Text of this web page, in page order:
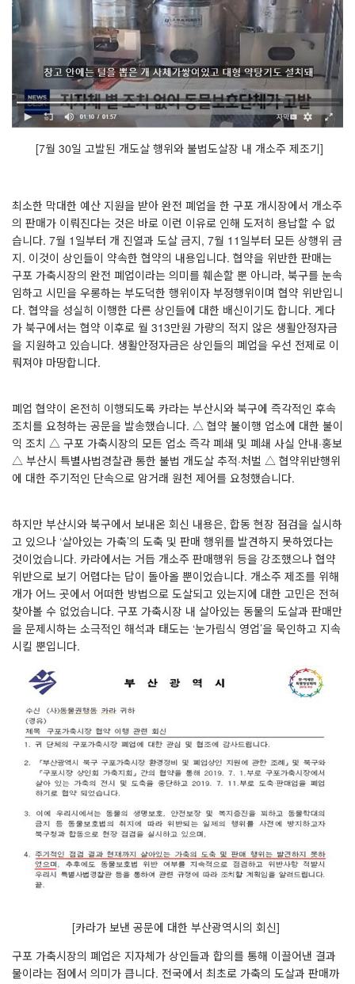
[7월 30일 고발된 개도살 행위와 불법도살장 내 개소주 제조기]
최소한 막대한 예산 지원을 받아 완전 폐업을 한 구포 개시장에서 개소주
의 판매가 이뤄진다는 것은 바로 이런 이유로 인해 도저히 용납할 수 없
습니다. 7월 1 일부터 개 진열과 도살 금지, 7월 11 일부터 모든 상행위 금
지. 이것이 상인들이 약속한 협약의 내용입니다. 협약을 위반한 판매는
구포 가축시장의 완전 폐업이라는 의미를 훼손할 뿐 아니라, 북구를 눈속
임하고 시민을 우롱하는 부도덕한 행위이자 부정행위이며 협약 위반입니
다. 협약을 성실히 이행한 다른 상인들에 대한 배신이기도 합니다. 게다
가 북구에서는 협약 이후로 월 313만원 가량의 적지 않은 생활안정자금
을 지원하고 있습니다. 생활안정자금은 상인들의 폐업을 우선 전제로 이
뤄져야 마땅합니다.
폐업 협약이 온전히 이행되도록 카라는 부산시와 북구에 즉각적인 후속
조치를 요청하는 공문을 발송했습니다. △ 협약 불이행 업소에 대한 불이
익 조치 △ 구포 가축시장의 모든 업소 즉각 폐쇄 및 폐쇄 사실 안내·홍보
△ 부산시 특별사법경찰관 통한 불법 개도살 추적·처벌 △ 협약위반행위
에 대한 주기적인 단속으로 암거래 원천 제어를 요청했습니다.
하지만 부산시와 북구에서 보내온 회신 내용은, 합동 현장 점검을 실시하
고 있으나 ‘살아있는 가축’의 도축 및 판매 행위를 발견하지 못하였다는
것이었습니다. 카라에서는 거듭 개소주 판매행위 등을 강조했으나 협약
위반으로 보기 어렵다는 답이 돌아올 뿐이었습니다. 개소주 제조를 위해
개가 어느 곳에서 어떠한 방법으로 도살되고 있는지에 대한 고민은 전혀
찾아볼 수 없었습니다. 구포 가축시장 내 살아있는 동물의 도살과 판매만
을 문제시하는 소극적인 해석과 태도는 ‘눈가림식 영업’을 묵인하고 지속
시킬 뿐입니다.
[카라가 보낸 공문에 대한 부산광역시의 회신]
구포 가축시장의 폐업은 지자체가 상인들과 합의를 통해 이끌어낸 결과
물이라는 점에서 의미가 큽니다. 전국에서 최초로 가축의 도살과 판매까